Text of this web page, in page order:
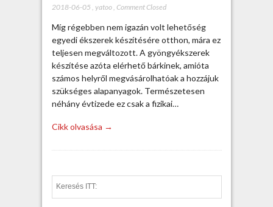
2018-06-05 yatoo, Comment Closed
Míg régebben nem igazán volt lehetőség
egyedi ékszerek készítésére otthon, mára ez
teljesen megváltozott. A gyöngyékszerek
készítése azóta elérhető bárkinek, amióta
számos helyről megvásárolhatóak a hozzájuk
szükséges alapanyagok. Természetesen
néhány évtizede ez csak a fizikai…
Cikk olvasása →
e